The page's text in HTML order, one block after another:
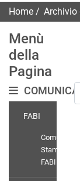
Home Archivio
Menù
della
Pagina
FABI
Comunicati
Stampa
FABI